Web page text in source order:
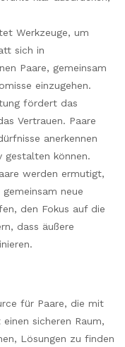
Werkzeuge, um
sich in
Paare, gemeinsam
einzugehen.
fördert das
Vertrauen. Paare
anerkennen
gestalten können.
werden ermutigt,
neue
den Fokus auf die
dass äußere
für Paare, die mit
sicheren Raum,
Lösungen zu finden